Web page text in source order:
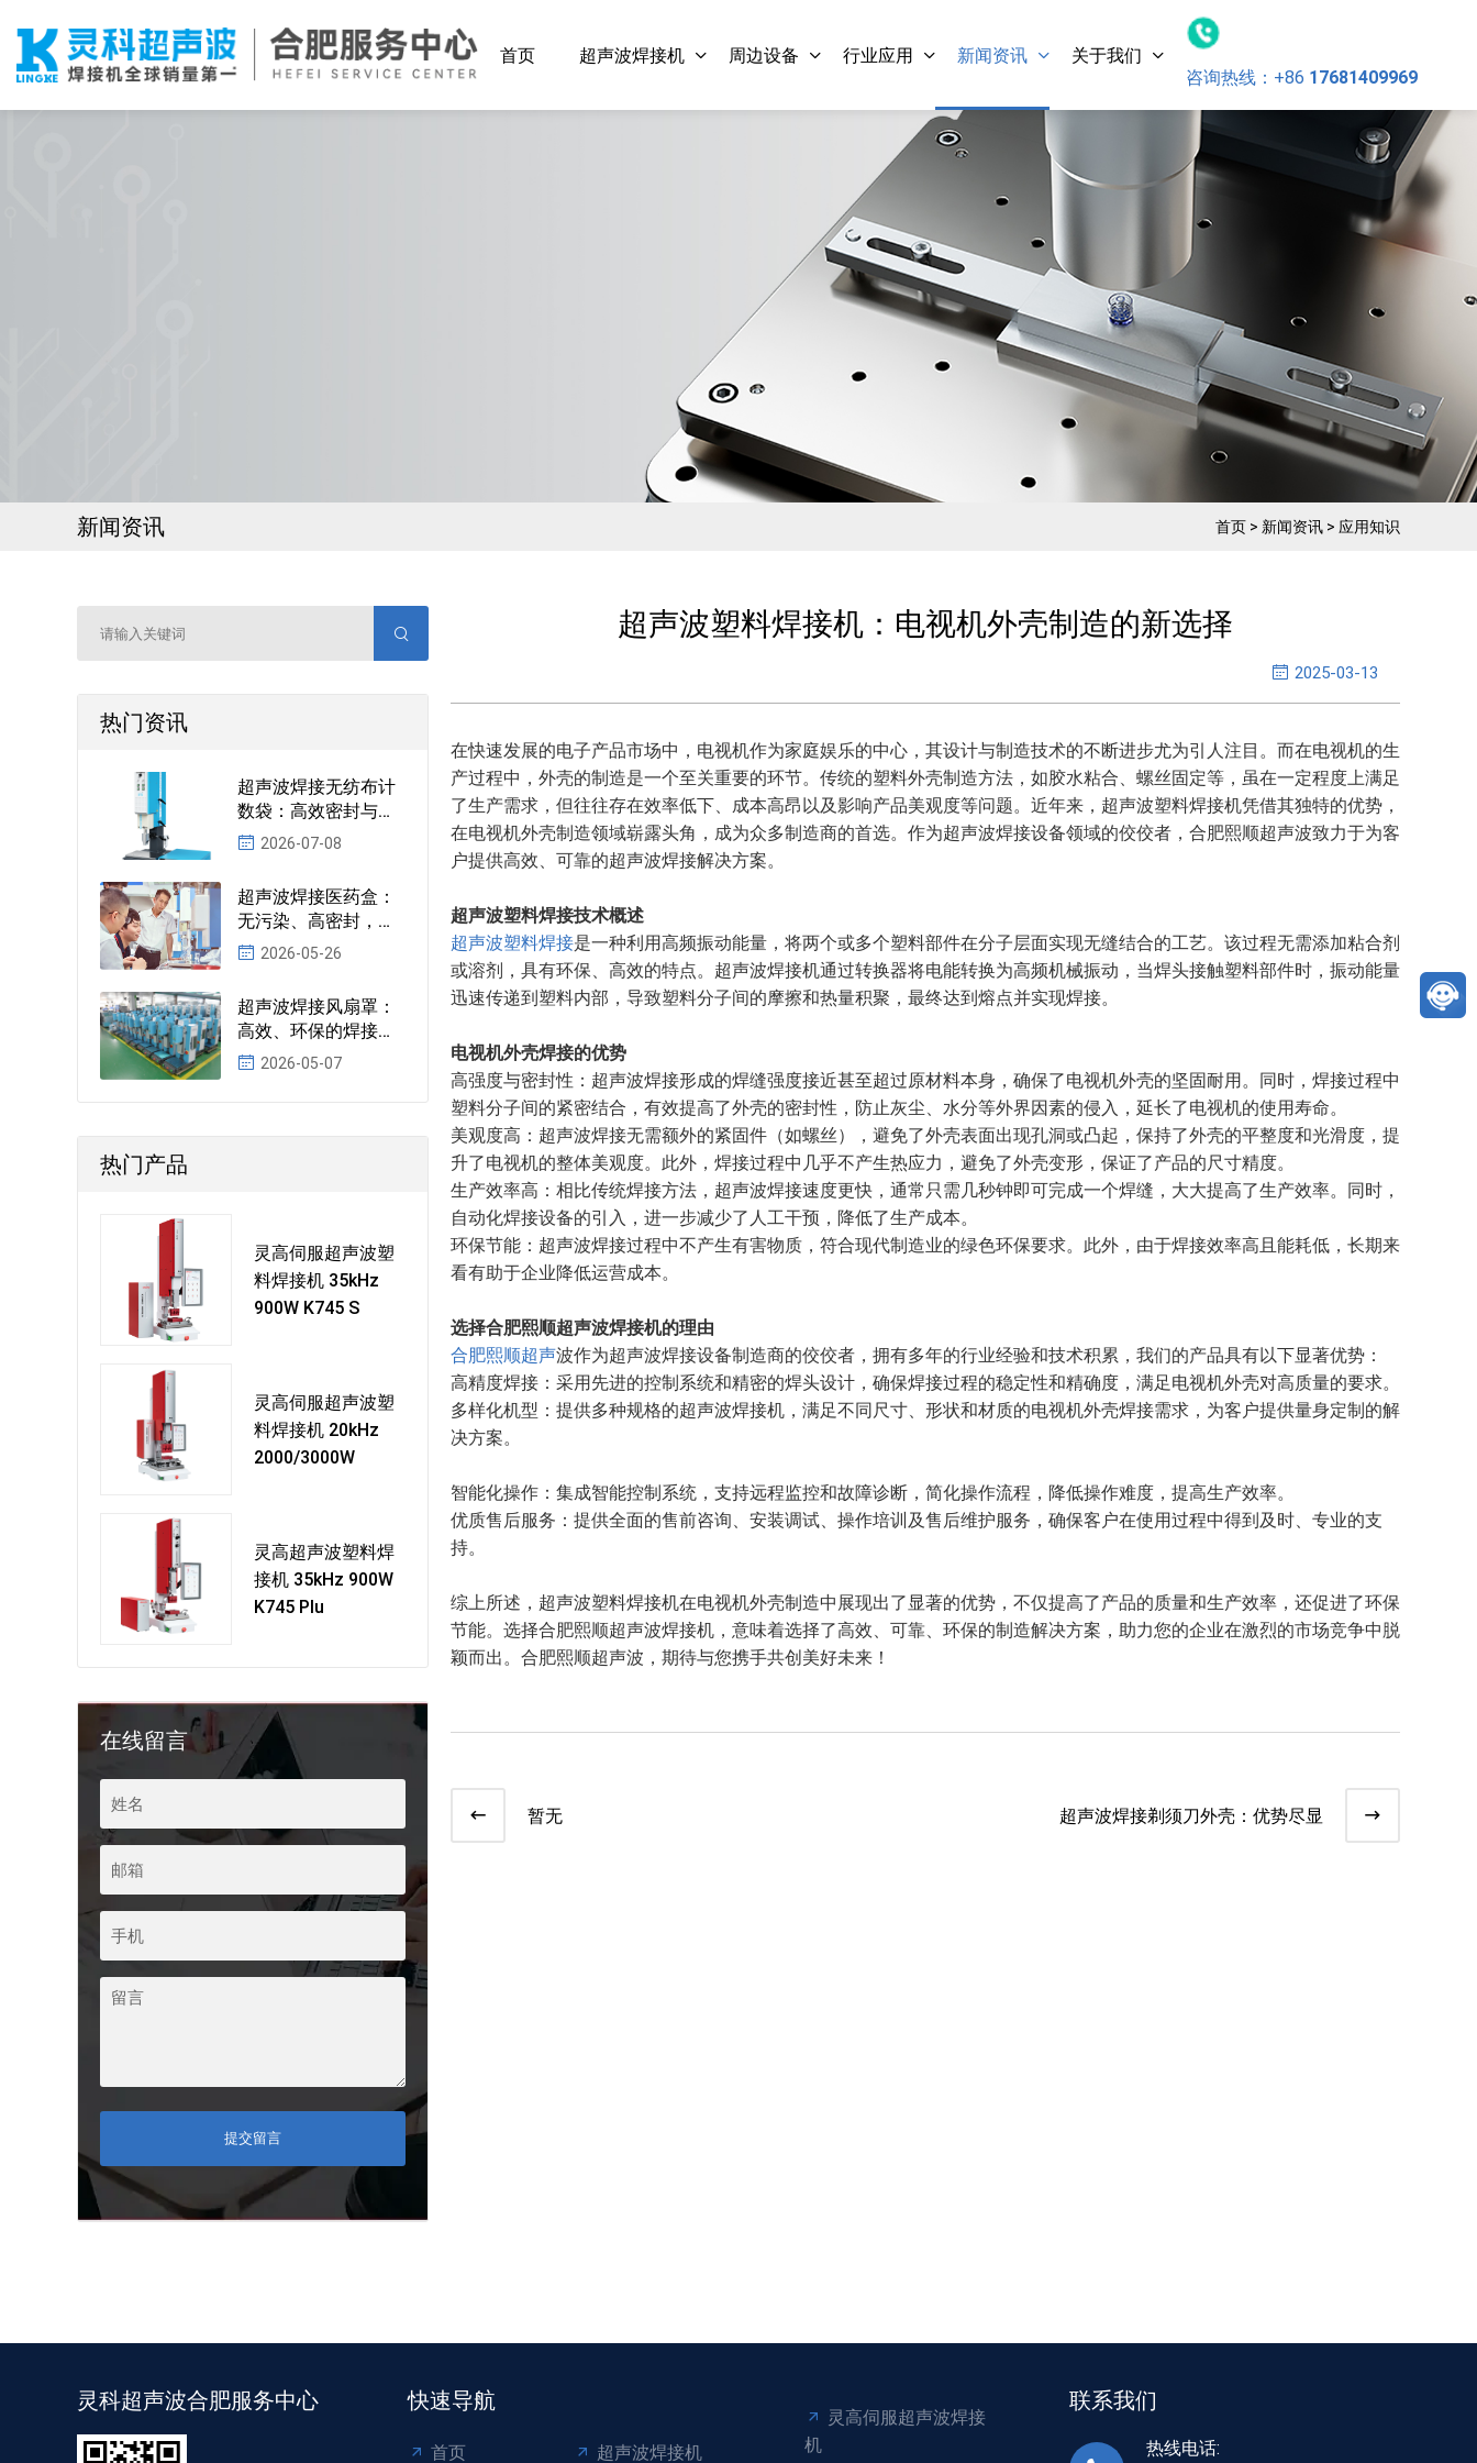
首页 超声波焊接机 周边设备 行业应用 新闻资讯
关于我们
咨询热线： +86 17681409969
新闻资讯 首页 > 新闻资讯 > 应用知识
热门资讯
超声波焊接无纺布计
数袋：高效密封与智
能计数的完美结合
2026-07-08
超声波焊接医药盒：
无污染、高密封，守
护每一粒药的安全
2026-05-26
超声波焊接风扇罩：
高效、环保的焊接新
选择2026-05-07
热门产品
灵高伺服超声波塑
料焊接机 35kHz
900W K745 S
灵高伺服超声波塑
料焊接机 20kHz
2000/3000W
灵高超声波塑料焊
接机 35kHz 900W
K745 Plu
在线留言
提交留言
超声波塑料焊接机：电视机外壳制造的新选择
2025-03-13
在快速发展的电子产品市场中，电视机作为家庭娱乐的中心，其设计与制造技术的不断进步尤为引人注目。而在电视机的生
产过程中，外壳的制造是一个至关重要的环节。传统的塑料外壳制造方法，如胶水粘合、螺丝固定等，虽在一定程度上满足
了生产需求，但往往存在效率低下、成本高昂以及影响产品美观度等问题。近年来，超声波塑料焊接机凭借其独特的优势，
在电视机外壳制造领域崭露头角，成为众多制造商的首选。作为超声波焊接设备领域的佼佼者，合肥熙顺超声波致力于为客
户提供高效、可靠的超声波焊接解决方案。
超声波塑料焊接技术概述
超声波塑料焊接是一种利用高频振动能量，将两个或多个塑料部件在分子层面实现无缝结合的工艺。该过程无需添加粘合剂
或溶剂，具有环保、高效的特点。超声波焊接机通过转换器将电能转换为高频机械振动，当焊头接触塑料部件时，振动能量
迅速传递到塑料内部，导致塑料分子间的摩擦和热量积聚，最终达到熔点并实现焊接。
电视机外壳焊接的优势
高强度与密封性：超声波焊接形成的焊缝强度接近甚至超过原材料本身，确保了电视机外壳的坚固耐用。同时，焊接过程中
塑料分子间的紧密结合，有效提高了外壳的密封性，防止灰尘、水分等外界因素的侵入，延长了电视机的使用寿命。
美观度高：超声波焊接无需额外的紧固件（如螺丝），避免了外壳表面出现孔洞或凸起，保持了外壳的平整度和光滑度，提
升了电视机的整体美观度。此外，焊接过程中几乎不产生热应力，避免了外壳变形，保证了产品的尺寸精度。
生产效率高：相比传统焊接方法，超声波焊接速度更快，通常只需几秒钟即可完成一个焊缝，大大提高了生产效率。同时，
自动化焊接设备的引入，进一步减少了人工干预，降低了生产成本。
环保节能：超声波焊接过程中不产生有害物质，符合现代制造业的绿色环保要求。此外，由于焊接效率高且能耗低，长期来
看有助于企业降低运营成本。
选择合肥熙顺超声波焊接机的理由
合肥熙顺超声波作为超声波焊接设备制造商的佼佼者，拥有多年的行业经验和技术积累，我们的产品具有以下显著优势：
高精度焊接：采用先进的控制系统和精密的焊头设计，确保焊接过程的稳定性和精确度，满足电视机外壳对高质量的要求。
多样化机型：提供多种规格的超声波焊接机，满足不同尺寸、形状和材质的电视机外壳焊接需求，为客户提供量身定制的解
决方案。
智能化操作：集成智能控制系统，支持远程监控和故障诊断，简化操作流程，降低操作难度，提高生产效率。
优质售后服务：提供全面的售前咨询、安装调试、操作培训及售后维护服务，确保客户在使用过程中得到及时、专业的支
持。
综上所述，超声波塑料焊接机在电视机外壳制造中展现出了显著的优势，不仅提高了产品的质量和生产效率，还促进了环保
节能。选择合肥熙顺超声波焊接机，意味着选择了高效、可靠、环保的制造解决方案，助力您的企业在激烈的市场竞争中脱
颖而出。合肥熙顺超声波，期待与您携手共创美好未来！
暂无 超声波焊接剃须刀外壳：优势尽显
灵科超声波合肥服务中心 快速导航
首页 超声波焊接机
灵高伺服超声波焊接
机
联系我们
热线电话: